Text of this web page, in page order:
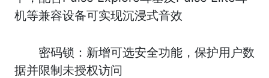
机等兼容设备可实现沉浸式音效
密码锁：新增可选安全功能，保护用户数
据并限制未授权访问